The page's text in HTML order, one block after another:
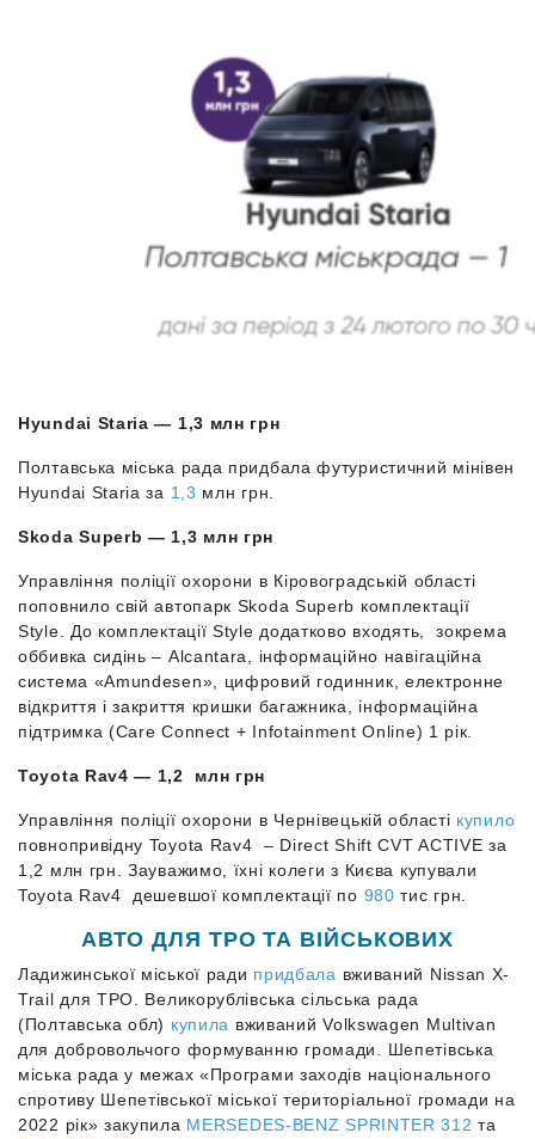
Hyundai Staria — 1,3 млн грн
Полтавська міська рада придбала футуристичний мінівен
Hyundai Staria за 1,3 млн грн.
Skoda Superb — 1,3 млн грн
Управління поліції охорони в Кіровоградській області
поповнило свій автопарк Skoda Superb комплектації
Style. До комплектації Style додатково входять, зокрема
оббивка сидінь – Alcantara, інформаційно навігаційна
система «Amundesen», цифровий годинник, електронне
відкриття і закриття кришки багажника, інформаційна
підтримка (Care Connect + Infotainment Online) 1 рік.
Toyota Rav4 — 1,2 млн грн
Управління поліції охорони в Чернівецькій області купило
повнопривідну Toyota Rav4 – Direct Shift CVT ACTIVE за
1,2 млн грн. Зауважимо, їхні колеги з Києва купували
Toyota Rav4 дешевшої комплектації по 980 тис грн.
АВТО ДЛЯ ТРО ТА ВІЙСЬКОВИХ
Ладижинської міської ради придбала вживаний Nissan X-
Trail для ТРО. Великорублівська сільська рада
(Полтавська обл) купила вживаний Volkswagen Multivan
для добровольчого формуванню громади. Шепетівська
міська рада у межах «Програми заходів національного
спротиву Шепетівської міської територіальної громади на
2022 рік» закупила MERSEDES-BENZ SPRINTER 312 та